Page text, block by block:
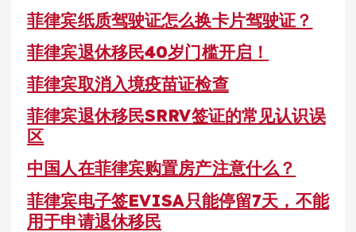
菲律宾纸质驾驶证怎么换卡片驾驶证？
菲律宾退休移民40岁门槛开启！
菲律宾取消入境疫苗证检查
菲律宾退休移民SRRV签证的常见认识误
区
中国人在菲律宾购置房产注意什么？
菲律宾电子签EVISA只能停留7天，不能
用于申请退休移民